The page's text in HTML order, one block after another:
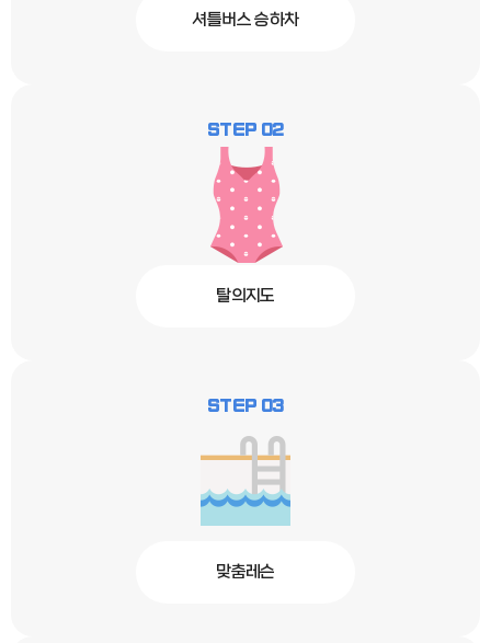
셔틀버스 승하차
STEP 02
탈의지도
STEP 03
맞춤레슨